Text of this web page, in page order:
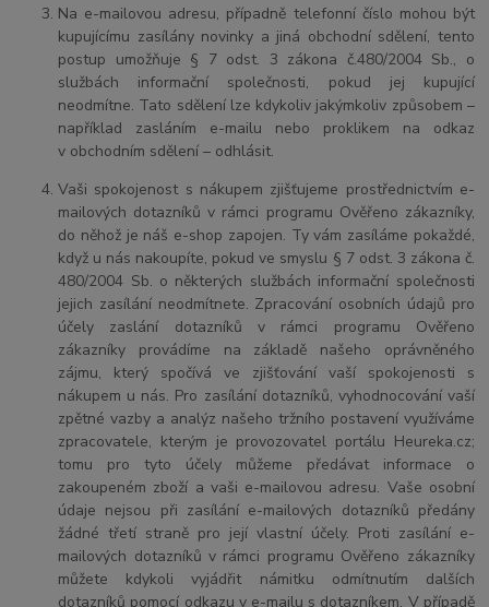
Na e-mailovou adresu, případně telefonní číslo mohou být
kupujícímu zasílány novinky a jiná obchodní sdělení, tento
postup umožňuje § 7 odst. 3 zákona č.480/2004 Sb., o
službách informační společnosti, pokud jej kupující
neodmítne. Tato sdělení lze kdykoliv jakýmkoliv způsobem –
například zasláním e-mailu nebo proklikem na odkaz
v obchodním sdělení – odhlásit.
Vaši spokojenost s nákupem zjišťujeme prostřednictvím e-
mailových dotazníků v rámci programu Ověřeno zákazníky,
do něhož je náš e-shop zapojen. Ty vám zasíláme pokaždé,
když u nás nakoupíte, pokud ve smyslu § 7 odst. 3 zákona č.
480/2004 Sb. o některých službách informační společnosti
jejich zasílání neodmítnete. Zpracování osobních údajů pro
účely zaslání dotazníků v rámci programu Ověřeno
zákazníky provádíme na základě našeho oprávněného
zájmu, který spočívá ve zjišťování vaší spokojenosti s
nákupem u nás. Pro zasílání dotazníků, vyhodnocování vaší
zpětné vazby a analýz našeho tržního postavení využíváme
zpracovatele, kterým je provozovatel portálu Heureka.cz;
tomu pro tyto účely můžeme předávat informace o
zakoupeném zboží a vaši e-mailovou adresu. Vaše osobní
údaje nejsou při zasílání e-mailových dotazníků předány
žádné třetí straně pro její vlastní účely. Proti zasílání e-
mailových dotazníků v rámci programu Ověřeno zákazníky
můžete kdykoli vyjádřit námitku odmítnutím dalších
dotazníků pomocí odkazu v e-mailu s dotazníkem. V případě